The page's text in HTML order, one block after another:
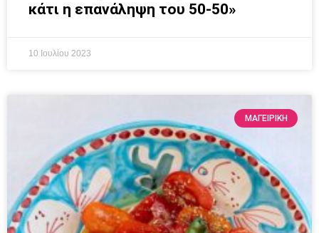
κάτι η επανάληψη του 50-50»
10 Ιουλίου 2023
ΜΑΓΕΙΡΙΚΗ